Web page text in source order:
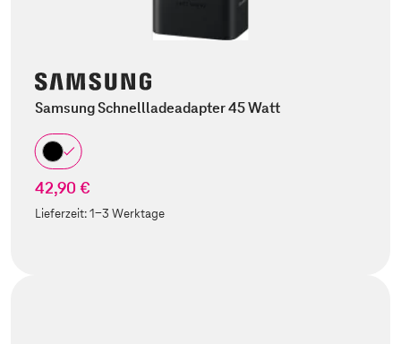
Samsung Schnellladeadapter 45 Watt
42,90 €
Lieferzeit:1-3 Werktage